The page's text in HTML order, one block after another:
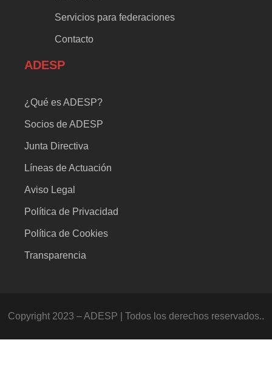
Servicios para federaciones
Contacto
ADESP
¿Qué es ADESP?
Socios de ADESP
Junta Directiva
Líneas de Actuación
Aviso Legal
Política de Privacidad
Política de Cookies
Transparencia
Copyright 2023 – ADESP | Todos los derechos reservados..